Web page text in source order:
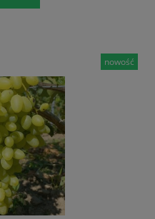
nowość